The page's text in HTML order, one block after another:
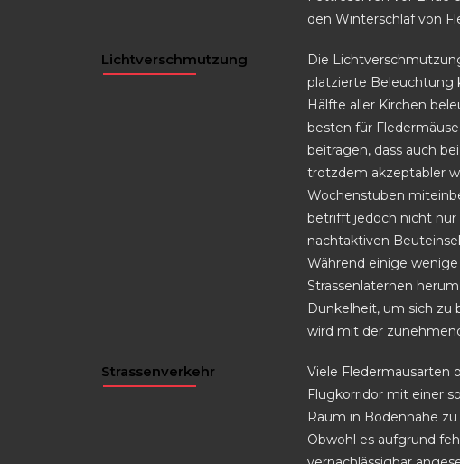
den Winterschlaf von
Lichtverschmutzung
Die
platzierte Beleuchtung
Hälfte aller Kirchen
besten für
beitragen, dass auch
trotzdem akzeptabler
Wochenstuben
betrifft jedoch nicht nur
nachtaktiven
Während einige
Strassenlaternen
Dunkelheit, um sich zu
wird mit der
Strassenverkehr
Viele Fledermausarten
Flugkorridor mit einer
Raum in Bodennähe
Obwohl es aufgrund